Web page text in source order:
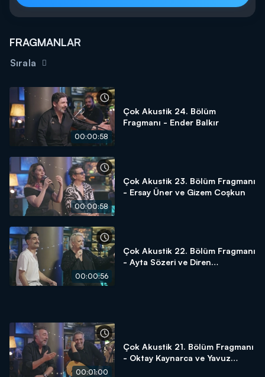
FRAGMANLAR
Sırala
00:00:58
Çok Akustik 24. Bölüm
Fragmanı - Ender Balkır
00:00:58
Çok Akustik 23. Bölüm Fragmanı
- Ersay Üner ve Gizem Coşkun
00:00:56
Çok Akustik 22. Bölüm Fragmanı
- Ayta Sözeri ve Diren
00:01:00
Çok Akustik 21. Bölüm Fragmanı
- Oktay Kaynarca ve Yavuz